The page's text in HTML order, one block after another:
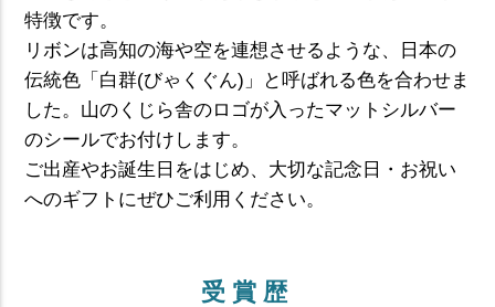
特徴です。
リボンは高知の海や空を連想させるような、日本の
伝統色「白群(びゃくぐん)」と呼ばれる色を合わせま
した。山のくじら舎のロゴが入ったマットシルバー
のシールでお付けします。
ご出産やお誕生日をはじめ、大切な記念日・お祝い
へのギフトにぜひご利用ください。
受賞歴